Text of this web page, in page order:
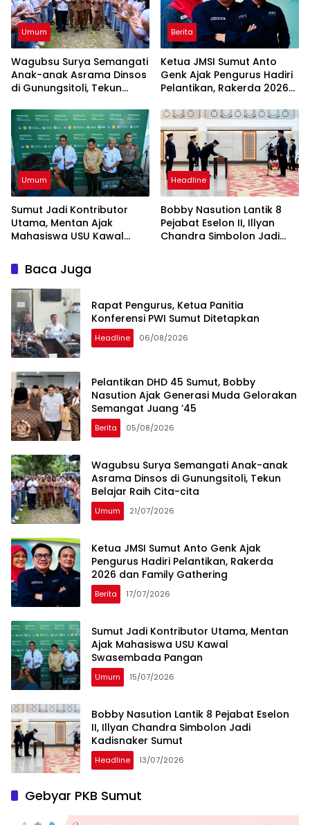
Umum
Wagubsu Surya Semangati
Anak-anak Asrama Dinsos
di Gunungsitoli, Tekun
Berita
Ketua JMSI Sumut Anto
Genk Ajak Pengurus Hadiri
Pelantikan, Rakerda 2026
Umum
Sumut Jadi Kontributor
Utama, Mentan Ajak
Mahasiswa USU Kawal
Headline
Bobby Nasution Lantik 8
Pejabat Eselon II, Illyan
Chandra Simbolon Jadi
Baca Juga
Rapat Pengurus, Ketua Panitia
Konferensi PWI Sumut Ditetapkan
Headline 06/08/2026
Pelantikan DHD 45 Sumut, Bobby
Nasution Ajak Generasi Muda Gelorakan
Semangat Juang ’45
Berita 05/08/2026
Wagubsu Surya Semangati Anak-anak
Asrama Dinsos di Gunungsitoli, Tekun
Belajar Raih Cita-cita
Umum 21/07/2026
Ketua JMSI Sumut Anto Genk Ajak
Pengurus Hadiri Pelantikan, Rakerda
2026 dan Family Gathering
Berita 17/07/2026
Sumut Jadi Kontributor Utama, Mentan
Ajak Mahasiswa USU Kawal
Swasembada Pangan
Umum 15/07/2026
Bobby Nasution Lantik 8 Pejabat Eselon
II, Illyan Chandra Simbolon Jadi
Kadisnaker Sumut
Headline 13/07/2026
Gebyar PKB Sumut